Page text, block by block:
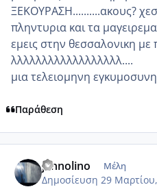
ΞΕΚΟΥΡΑΣΗ..........ακους?
πληντυρια και τα
εμεις στην θεσσαλονικη με
λλλλλλλλλλλλλλλλλλ....
μια τελειομηνη
Παράθεση
jannolino Μέλη
Δημοσίευση 29